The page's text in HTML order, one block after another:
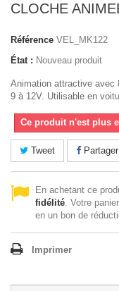
CLOCHE
Référence VEL_MK122
État : Nouveau produit
Animation attractive avec
9 à 12V. Utilisable en
Ce produit n'est plus
Tweet Partager
En achetant ce
fidélité. Votre
en un bon de
Imprimer